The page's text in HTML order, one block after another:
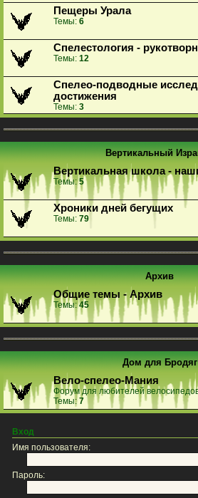
Пещеры Урала
Темы: 6
Спелестология -
Темы: 12
Спелео-подводные
достижения
Темы: 3
Вертикальный
Вертикальная школа -
Темы:5
Хроники дней бегущих
Темы: 79
Архив
Общие темы - Архив
Темы:45
Дом для Бродяг
Вело-спелео-Мания
Форум для любителей
Темы:7
Вход
Имя пользователя:
Пароль: